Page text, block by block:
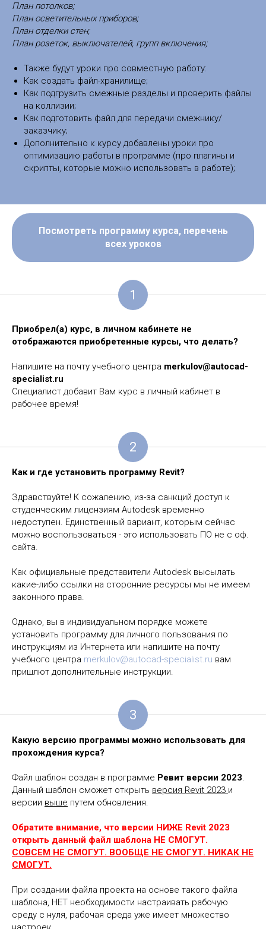
План потолков;
План осветительных приборов;
План отделки стен;
План розеток, выключателей, групп включения;
Также будут уроки про совместную работу:
Как создать файл-хранилище;
Как подгрузить смежные разделы и проверить файлы
на коллизии;
Как подготовить файл для передачи смежнику/
заказчику;
Дополнительно к курсу добавлены уроки про
оптимизацию работы в программе (про плагины и
скрипты, которые можно использовать в работе);
Посмотреть программу курса, перечень
всех уроков
1
Приобрел(а) курс, в личном кабинете не
отображаются приобретенные курсы, что делать?
Напишите на почту учебного центра merkulov@autocad-
specialist.ru
Специалист добавит Вам курс в личный кабинет в
рабочее время!
2
Как и где установить программу Revit?
Здравствуйте! К сожалению, из-за санкций доступ к
студенческим лицензиям Autodesk временно
недоступен. Единственный вариант, которым сейчас
можно воспользоваться - это использовать ПО не с оф.
сайта.
Как официальные представители Autodesk высылать
какие-либо ссылки на сторонние ресурсы мы не имеем
законного права.
Однако, вы в индивидуальном порядке можете
установить программу для личного пользования по
инструкциям из Интернета или напишите на почту
учебного центра merkulov@autocad-specialist.ru вам
пришлют дополнительные инструкции.
3
Какую версию программы можно использовать для
прохождения курса?
Файл шаблон создан в программе Ревит версии 2023
Данный шаблон сможет открыть версия Revit 2023 и
версии выше путем обновления.
Обратите внимание, что версии НИЖЕ Revit 2023
открыть данный файл шаблона НЕ СМОГУТ.
СОВСЕМ НЕ СМОГУТ. ВООБЩЕ НЕ СМОГУТ. НИКАК НЕ
СМОГУТ.
При создании файла проекта на основе такого файла
шаблона, НЕТ необходимости настраивать рабочую
среду с нуля, рабочая среда уже имеет множество